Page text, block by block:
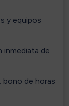
y equipos
inmediata de
bono de horas